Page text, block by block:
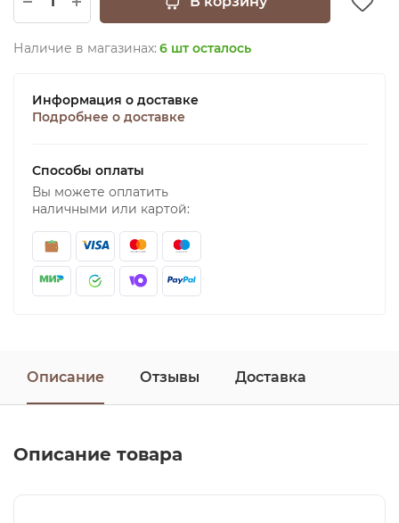
Наличие в магазинах: 6 шт осталось
Информация о доставке
Подробнее о доставке
Способы оплаты
Вы можете оплатить
наличными или картой:
Описание Отзывы Доставка
Описание товара